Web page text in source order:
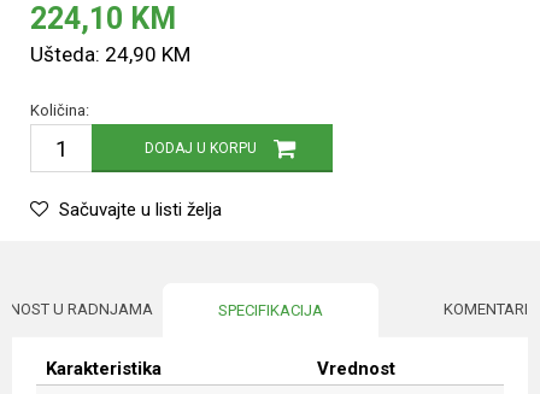
224,10 KM
Ušteda: 24,90 KM
Količina:
DODAJ U KORPU
Sačuvajte u listi želja
U RADNJAMA SPECIFIKACIJA KOMENTARI
Karakteristika
Vrednost